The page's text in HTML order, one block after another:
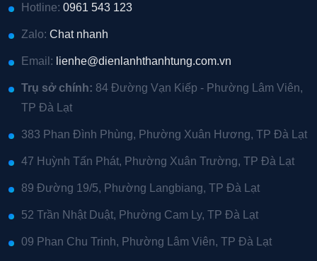
Hotline: 0961 543 123
Zalo: Chat nhanh
Email: lienhe@dienlanhthanhtung.com.vn
Trụ sở chính: 84 Đường Vạn Kiếp - Phường Lâm Viên,
TP Đà Lạt
383 Phan Đình Phùng, Phường Xuân Hương, TP Đà Lạt
47 Huỳnh Tấn Phát, Phường Xuân Trường, TP Đà Lạt
89 Đường 19/5, Phường Langbiang, TP Đà Lạt
52 Trần Nhật Duật, Phường Cam Ly, TP Đà Lạt
09 Phan Chu Trinh, Phường Lâm Viên, TP Đà Lạt